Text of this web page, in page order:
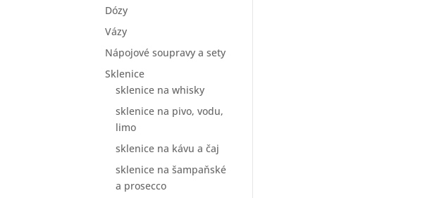
Dózy
Vázy
Nápojové soupravy a sety
Sklenice
sklenice na whisky
sklenice na pivo, vodu,
limo
sklenice na kávu a čaj
sklenice na šampaňské
a prosecco